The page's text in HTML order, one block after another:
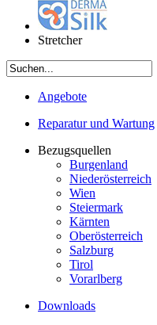
Stretcher
Angebote
Reparatur und Wartung
Bezugsquellen
Burgenland
Niederösterreich
Wien
Steiermark
Kärnten
Oberösterreich
Salzburg
Tirol
Vorarlberg
Downloads